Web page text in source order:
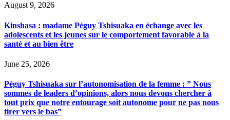
August 9, 2026
Kinshasa : madame Péguy Tshisuaka en échange avec les
adolescents et les jeunes sur le comportement favorable à la
santé et au bien être
June 25, 2026
Péguy Tshisuaka sur l’autonomisation de la femme : ” Nous
sommes de leaders d’opinions, alors nous devons chercher à
tout prix que notre entourage soit autonome pour ne pas nous
tirer vers le bas”